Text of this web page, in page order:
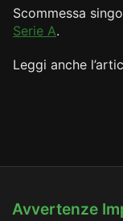
Scommessa
Serie A.
Leggi anche
Avvertenze